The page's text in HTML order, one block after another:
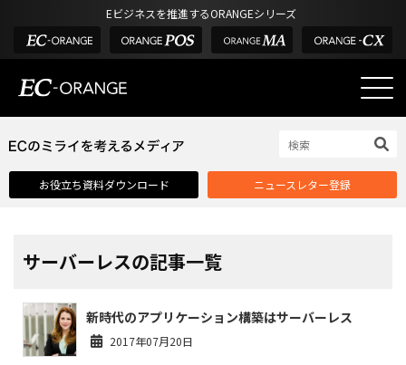
Eビジネスを推進するORANGEシリーズ
選ばれる理由
課題解決例
外部サービス連携
インフラ環境・サポート
お役立ち資料ダウンロード ニュースレター登録
サーバーレスの記事一覧
新時代のアプリケーション構築はサーバーレス
2017年07月20日